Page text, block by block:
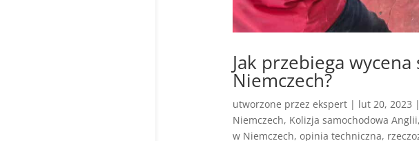
Jak przebiega
Niemczech?
utworzone przez ekspert| lut 20, 2023 |
Niemczech, Kolizja samochodowa Anglii,
w Niemczech, opinia techniczna,